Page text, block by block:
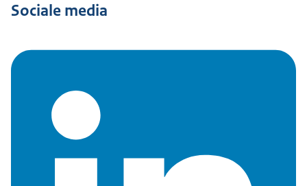
Sociale media